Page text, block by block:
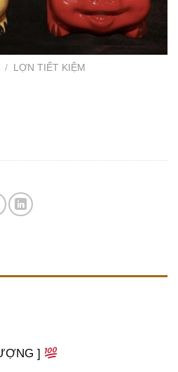
/ LỢN TIẾT KIỆM
]